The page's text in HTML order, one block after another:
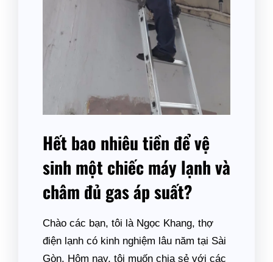
Hết bao nhiêu tiền để vệ
sinh một chiếc máy lạnh và
châm đủ gas áp suất?
Chào các bạn, tôi là Ngọc Khang, thợ
điện lạnh có kinh nghiệm lâu năm tại Sài
Gòn. Hôm nay, tôi muốn chia sẻ với các